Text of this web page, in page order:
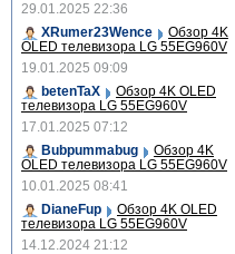
29.01.2025 22:36
XRumer23Wence
Обзор 4K
OLED телевизора LG 55EG960V
19.01.2025 09:09
betenTaX
Обзор 4K OLED
телевизора LG 55EG960V
17.01.2025 07:12
Bubpummabug
Обзор 4K
OLED телевизора LG 55EG960V
10.01.2025 08:41
DianeFup
Обзор 4K OLED
телевизора LG 55EG960V
14.12.2024 21:12